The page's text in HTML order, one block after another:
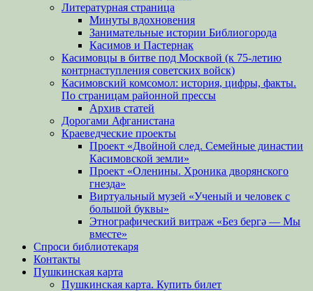
Литературная страница
Минуты вдохновения
Занимательные истории Библиогорода
Касимов и Пастернак
Касимовцы в битве под Москвой (к 75-летию
контрнаступления советских войск)
Касимовский комсомол: история, цифры, факты.
По страницам районной прессы
Архив статей
Дорогами Афганистана
Краеведческие проекты
Проект «Двойной след. Семейные династии
Касимовской земли»
Проект «Оленины. Хроника дворянского
гнезда»
Виртуальный музей «Ученый и человек с
большой буквы»
Этнографический витраж «Без бергə — Мы
вместе»
Спроси библиотекаря
Контакты
Пушкинская карта
Пушкинская карта. Купить билет